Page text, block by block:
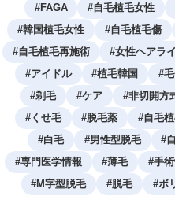
#FAGA #自毛植毛女性
#韓国植毛女性 #自毛植毛傷
#自毛植毛再施術 #女性ヘアラ
#アイドル #植毛韓国 #
#剃毛 #ケア #非切開方
#くせ毛 #脱毛薬 #自毛
#白毛 #男性型脱毛 #
#専門医学情報 #薄毛 #手
#M字型脱毛 #脱毛 #ボ